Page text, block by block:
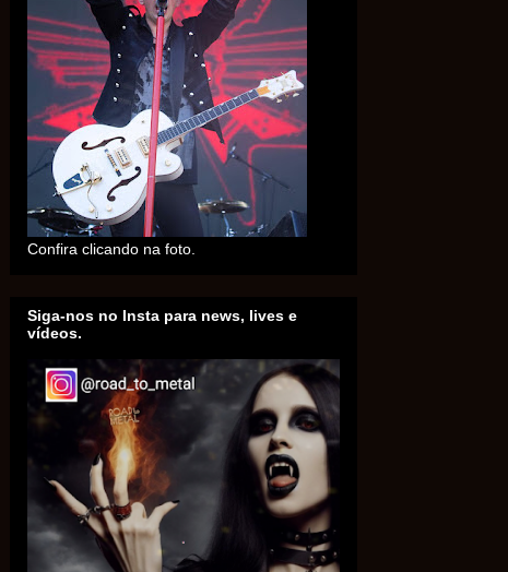
Confira clicando na foto.
Siga-nos no Insta para news, lives e
vídeos.